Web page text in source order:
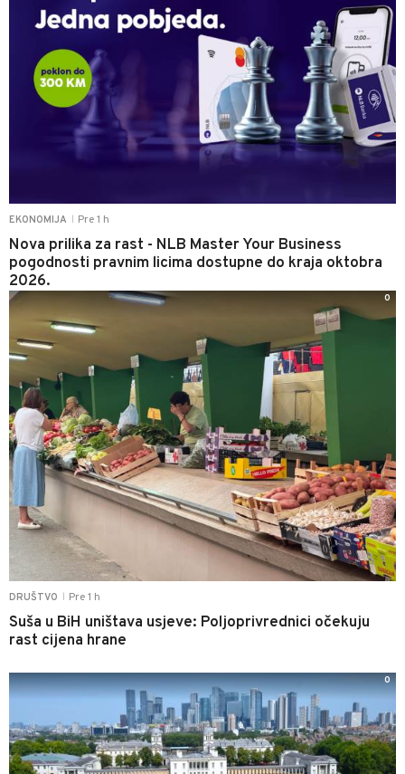
EKONOMIJA Pre 1 h
Nova prilika za rast - NLB Master Your Business
pogodnosti pravnim licima dostupne do kraja oktobra
2026.
DRUŠTVO Pre 1 h
Suša u BiH uništava usjeve: Poljoprivrednici očekuju
rast cijena hrane
0
0